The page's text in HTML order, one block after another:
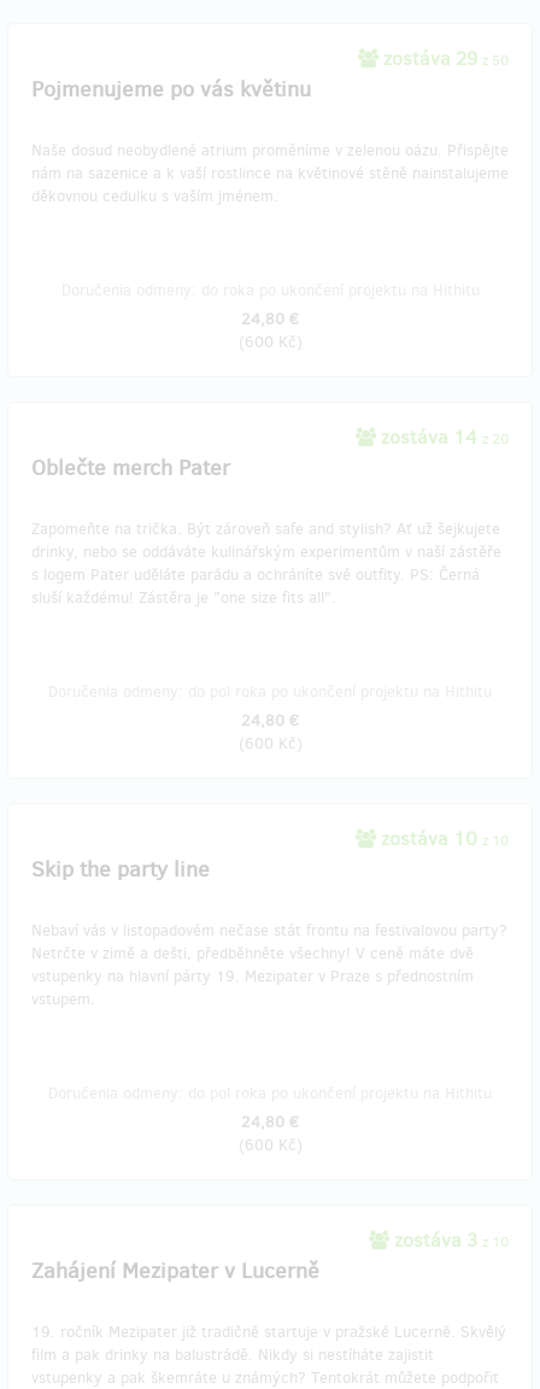
zostáva 29 z 50
Pojmenujeme po vás květinu
Naše dosud neobydlené atrium proměníme v zelenou oázu. Přispějte
nám na sazenice a k vaší rostlince na květinové stěně nainstalujeme
děkovnou cedulku s vaším jménem.
24,80 €
(600 Kč)
zostáva 14 z 20
Oblečte merch Pater
Zapomeňte na trička. Být zároveň safe and stylish? Ať už šejkujete
drinky, nebo se oddáváte kulinářským experimentům v naší zástěře
s logem Pater uděláte parádu a ochráníte své outfity. PS: Černá
sluší každému! Zástěra je "one size fits all".
24,80 €
(600 Kč)
zostáva 10 z 10
Skip the party line
Nebaví vás v listopadovém nečase stát frontu na festivalovou party?
Netrčte v zimě a dešti, předběhněte všechny! V ceně máte dvě
vstupenky na hlavní párty 19. Mezipater v Praze s přednostním
vstupem.
24,80 €
(600 Kč)
zostáva 3 z 10
Zahájení Mezipater v Lucerně
19. ročník Mezipater již tradičně startuje v pražské Lucerně. Skvělý
film a pak drinky na balustrádě. Nikdy si nestíháte zajistit
vstupenky a pak škemráte u známých? Tentokrát můžete podpořit